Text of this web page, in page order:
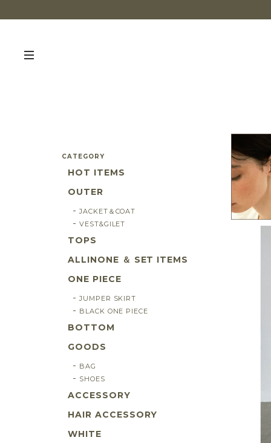
CATEGORY
HOT ITEMS
OUTER
JACKET＆COAT
VEST&GILET
TOPS
ALLINONE ＆ SET ITEMS
ONE PIECE
JUMPER SKIRT
BLACK ONE PIECE
BOTTOM
GOODS
BAG
SHOES
ACCESSORY
HAIR ACCESSORY
WHITE